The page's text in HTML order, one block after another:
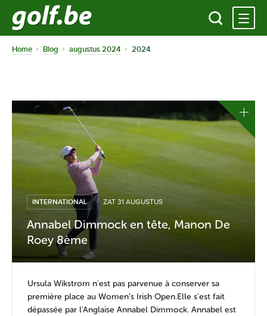
Home Blog augustus 2024 2024
INTERNATIONAL ZAT 31 AUGUSTUS
Annabel Dimmock en tête, Manon De
Roey 8ème
Ursula Wikstrom n'est pas parvenue à conserver sa
première place au Women’s Irish Open.Elle s'est fait
dépassée par l'Anglaise Annabel Dimmock. Annabel est